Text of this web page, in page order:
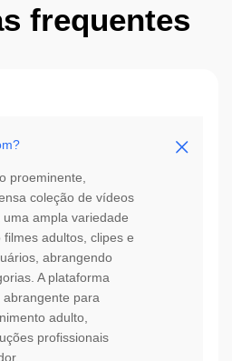
frequentes
proeminente,
coleção de vídeos
ampla variedade
adultos, clipes e
abrangendo
A plataforma
para
adulto,
profissionais